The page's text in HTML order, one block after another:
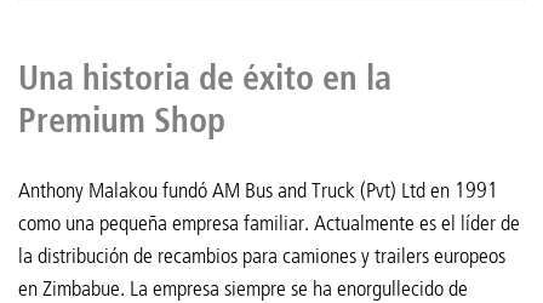
Una historia de éxito en la
Premium Shop
Anthony Malakou fundó AM Bus and Truck (Pvt) Ltd en 1991
como una pequeña empresa familiar. Actualmente es el líder de
la distribución de recambios para camiones y trailers europeos
en Zimbabue. La empresa siempre se ha enorgullecido de